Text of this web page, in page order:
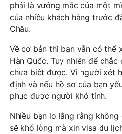
phải là vướng mắc của một
của nhiều khách hàng trước
Châu.
Về cơ bản thì bạn vẫn có thể
Hàn Quốc. Tuy nhiên để chắc
chưa biết được. Vì người xét
định và nếu hồ sơ của bạn
phục được người khó tính.
Nhiều bạn lo lắng rằng
sẽ khó lòng mà xin visa du